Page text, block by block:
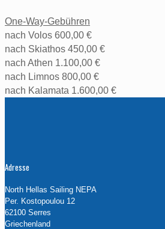
One-Way-Gebühren
nach Volos 600,00 €
nach Skiathos 450,00 €
nach Athen 1.100,00 €
nach Limnos 800,00 €
nach Kalamata 1.600,00 €
Adresse
North Hellas Sailing NEPA
Per. Kostopoulou 12
62100 Serres
Griechenland